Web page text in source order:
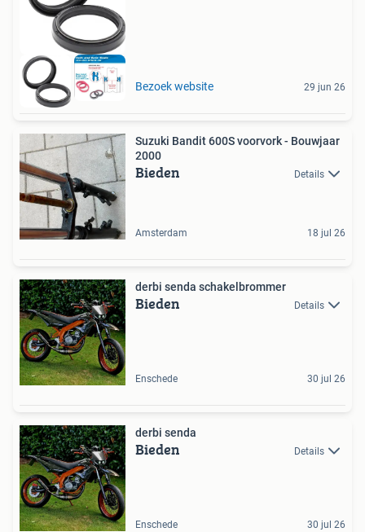
Bezoek website 29 jun 26
Suzuki Bandit 600S voorvork - Bouwjaar
2000
Bieden Details
Amsterdam 18 jul 26
derbi senda schakelbrommer
Bieden Details
Enschede 30 jul 26
derbi senda
Bieden Details
Enschede 30 jul 26